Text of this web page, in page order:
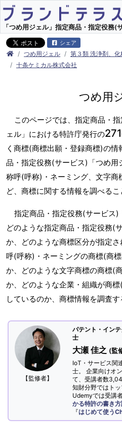
「つめ用ジェル」指定商品・指定役務
シェア
つめ用ジェル 第３類 洗浄剤、化
十条ケミカル株式会社
つめ用
このページでは、指定商品・
ェル」における特許庁発行の271
く商標(商標出願・登録商標)の
品・指定役務(サービス)「つめ用
称呼(呼称)・ネーミング、文字商
ど、商標に関する情報を調べるこ
指定商品・指定役務(サービス)
どのような指定商品・指定役務(
か、どのような商標区分が指定
呼(呼称)・ネーミングの商標(商
か、どのような文字商標の商標(
か、どのような企業・組織が商
しているのか、商標情報を調査す
【監修者】
パテント・イン
士
大瀬 佳之 (監
IoT・サービス関
士。 企業向けオ
て、受講者数
知財分野ではトッ
Udemyでは受講
かる特許の書き
『はじめて使う